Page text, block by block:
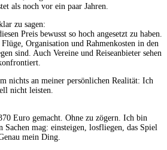
als noch vor ein paar Jahren.
zu sagen:
Preis bewusst so hoch angesetzt zu haben.
Organisation und Rahmenkosten in den
sind. Auch Vereine und Reiseanbieter sehen
nichts an meiner persönlichen Realität: Ich
nicht leisten.
Euro gemacht. Ohne zu zögern. Ich bin
Sachen mag: einsteigen, losfliegen, das Spiel
mein Ding.